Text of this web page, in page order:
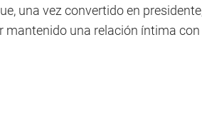
una vez convertido en
mantenido una relación íntima con